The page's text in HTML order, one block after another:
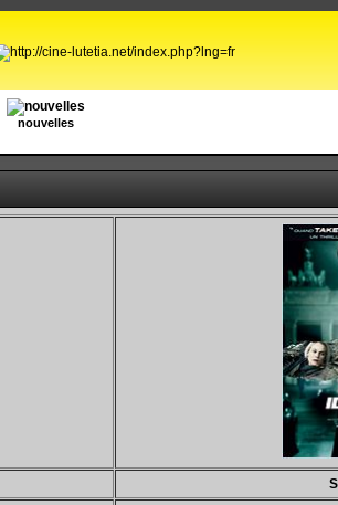
nouvelles